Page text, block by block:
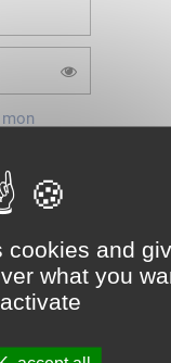
cookies and
what you